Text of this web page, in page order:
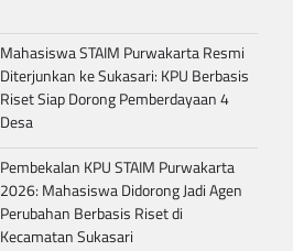
Mahasiswa STAIM Purwakarta Resmi
Diterjunkan ke Sukasari: KPU Berbasis
Riset Siap Dorong Pemberdayaan 4
Desa
Pembekalan KPU STAIM Purwakarta
2026: Mahasiswa Didorong Jadi Agen
Perubahan Berbasis Riset di
Kecamatan Sukasari